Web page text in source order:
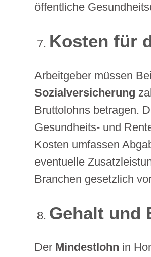
öffentliche
Kosten für
Arbeitgeber müssen
Sozialversicherung
Bruttolohns betragen.
Gesundheits- und
Kosten umfassen
eventuelle
Branchen gesetzlich
Gehalt und
Der Mindestlohn in